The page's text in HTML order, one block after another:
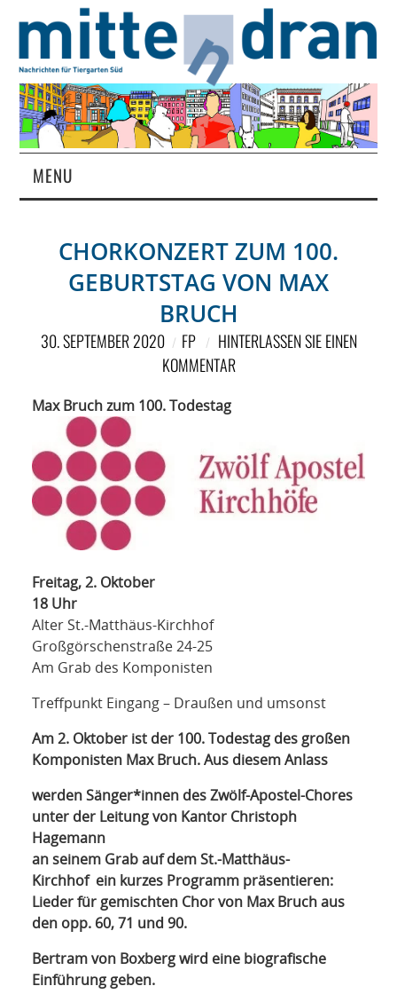
MENU
MAGAZIN
RUBRIKEN
NETZWERK
SPONSORING
KONTAKT
CHORKONZERT ZUM 100.
GEBURTSTAG VON MAX
BRUCH
30. SEPTEMBER 2020 FP
HINTERLASSEN SIE EINEN
KOMMENTAR
Max Bruch zum100. Todestag
Freitag, 2. Oktober
18 Uhr
Alter St.-Matthäus-Kirchhof
Großgörschenstraße 24-25
Am Grab des Komponisten
Treffpunkt Eingang – Draußen und umsonst
Am 2. Oktober ist der 100. Todestag des großen
Komponisten Max Bruch.Aus diesem Anlass
werden Sänger*innen des Zwölf-Apostel-Chores
unter der Leitung von Kantor Christoph
Hagemann
an seinem Grab auf dem St.-Matthäus-
Kirchhof ein kurzes Programm präsentieren:
Lieder für gemischten Chor von Max Bruchaus
den opp. 60, 71 und 90.
Bertram von Boxberg wird eine biografische
Einführung geben.